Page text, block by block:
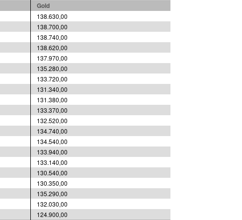
Gold
138.630,00
138.700,00
138.740,00
138.620,00
137.970,00
135.280,00
133.720,00
131.340,00
131.380,00
133.370,00
132.520,00
134.740,00
134.540,00
133.940,00
133.140,00
130.540,00
130.350,00
135.290,00
132.030,00
124.900,00